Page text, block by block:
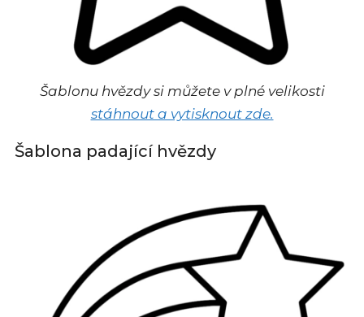
Šablonu hvězdy si můžete v plné velikosti
stáhnout a vytisknout zde.
Šablona padající hvězdy